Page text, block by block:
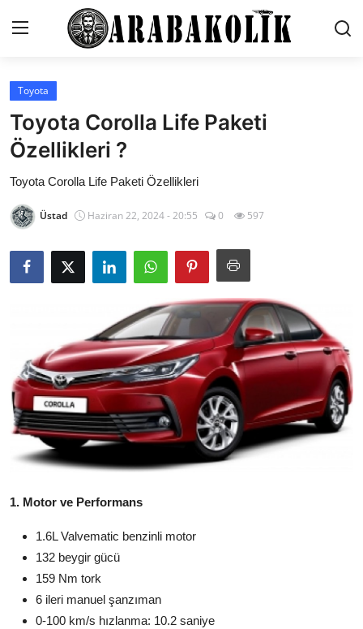
İletişim
Genel
Karşılaştırmalar
Testler
Motosiklet
Paketler
Yağlar
Oto Bilgi
Toyota
Toyota Corolla Life Paketi
Özellikleri ?
Toyota Corolla Life Paketi Özellikleri
Üstad Haziran 22, 2024 - 20:55 0 597
1. Motor ve Performans
1.6L Valvematic benzinli motor
132 beygir gücü
159 Nm tork
6 ileri manuel şanzıman
0-100 km/s hızlanma: 10.2 saniye